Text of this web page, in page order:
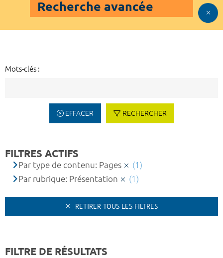
Recherche avancée
Mots-clés :
EFFACER RECHERCHER
FILTRES ACTIFS
Par type de contenu: Pages
(1)
Par rubrique: Présentation
(1)
RETIRER TOUS LES FILTRES
FILTRE DE RÉSULTATS